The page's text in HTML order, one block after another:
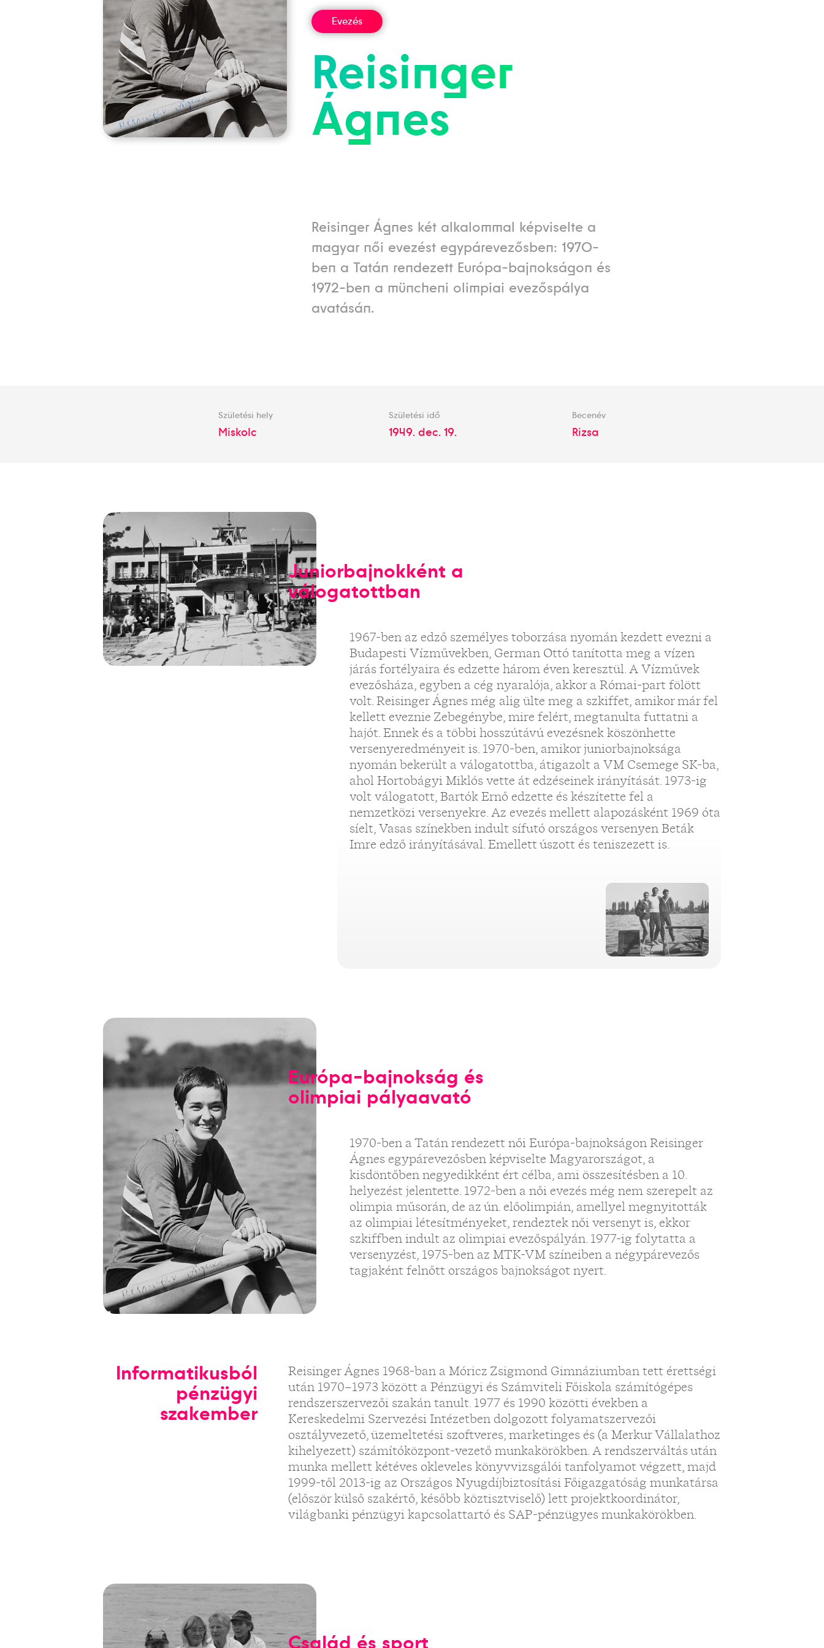
Evezés
Reisinger
Ágnes
Reisinger Ágnes két alkalommal képviselte a
magyar női evezést egypárevezősben: 1970-
ben a Tatán rendezett Európa-bajnokságon és
1972-ben a müncheni olimpiai evezőspálya
avatásán.
Születési hely
Miskolc
Születési idő
1949. dec. 19.
Becenév
Rizsa
Juniorbajnokként a
válogatottban
1967-ben az edző személyes toborzása nyomán kezdett evezni a
Budapesti Vízművekben, German Ottó tanította meg a vízen
járás fortélyaira és edzette három éven keresztül. A Vízművek
evezősháza, egyben a cég nyaralója, akkor a Római-part fölött
volt. Reisinger Ágnes még alig ülte meg a szkiffet, amikor már fel
kellett eveznie Zebegénybe, mire felért, megtanulta futtatni a
hajót. Ennek és a többi hosszútávú evezésnek köszönhette
versenyeredményeit is. 1970-ben, amikor juniorbajnoksága
nyomán bekerült a válogatottba, átigazolt a VM Csemege SK-ba,
ahol Hortobágyi Miklós vette át edzéseinek irányítását. 1973-ig
volt válogatott, Bartók Ernő edzette és készítette fel a
nemzetközi versenyekre. Az evezés mellett alapozásként 1969 óta
síelt, Vasas színekben indult sífutó országos versenyen Beták
Imre edző irányításával. Emellett úszott és teniszezett is.
Európa-bajnokság és
olimpiai pályaavató
1970-ben a Tatán rendezett női Európa-bajnokságon Reisinger
Ágnes egypárevezősben képviselte Magyarországot, a
kisdöntőben negyedikként ért célba, ami összesítésben a 10.
helyezést jelentette. 1972-ben a női evezés még nem szerepelt az
olimpia műsorán, de az ún. előolimpián, amellyel megnyitották
az olimpiai létesítményeket, rendeztek női versenyt is, ekkor
szkiffben indult az olimpiai evezőspályán. 1977-ig folytatta a
versenyzést, 1975-ben az MTK-VM színeiben a négypárevezős
tagjaként felnőtt országos bajnokságot nyert.
Informatikusból
pénzügyi
szakember
Reisinger Ágnes 1968-ban a Móricz Zsigmond Gimnáziumban tett érettségi
után 1970–1973 között a Pénzügyi és Számviteli Főiskola számítógépes
rendszerszervezői szakán tanult. 1977 és 1990 közötti években a
Kereskedelmi Szervezési Intézetben dolgozott folyamatszervezői
osztályvezető, üzemeltetési szoftveres, marketinges és (a Merkur Vállalathoz
kihelyezett) számítóközpont-vezető munkakörökben. A rendszerváltás után
munka mellett kétéves okleveles könyvvizsgálói tanfolyamot végzett, majd
1999-től 2013-ig az Országos Nyugdíjbiztosítási Főigazgatóság munkatársa
(először külső szakértő, később köztisztviselő) lett projektkoordinátor,
világbanki pénzügyi kapcsolattartó és SAP-pénzügyes munkakörökben.
Család és sport